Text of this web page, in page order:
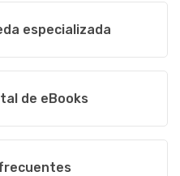
especializada
de eBooks